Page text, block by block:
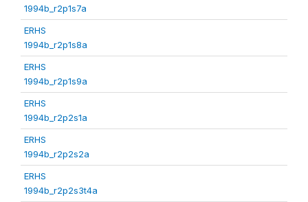
1994b_r2p1s7a
ERHS
1994b_r2p1s8a
ERHS
1994b_r2p1s9a
ERHS
1994b_r2p2s1a
ERHS
1994b_r2p2s2a
ERHS
1994b_r2p2s3t4a